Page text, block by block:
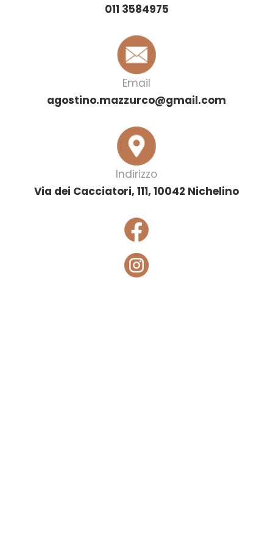
011 3584975
Email
agostino.mazzurco@gmail.com
Indirizzo
Via dei Cacciatori, 111, 10042 Nichelino